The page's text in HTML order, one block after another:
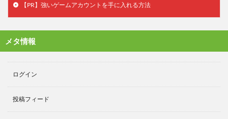
【PR】強いゲームアカウントを手に入れる方法
メタ情報
ログイン
投稿フィード